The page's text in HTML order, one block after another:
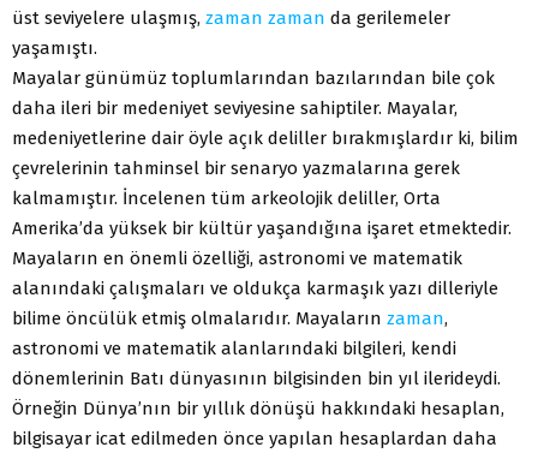
üst seviyelere ulaşmış, zaman zaman da gerilemeler
yaşamıştı.
Mayalar günümüz toplumlarından bazılarından bile çok
daha ileri bir medeniyet seviyesine sahiptiler. Mayalar,
medeniyetlerine dair öyle açık deliller bırakmışlardır ki, bilim
çevrelerinin tahminsel bir senaryo yazmalarına gerek
kalmamıştır. İncelenen tüm arkeolojik deliller, Orta
Amerika’da yüksek bir kültür yaşandığına işaret etmektedir.
Mayaların en önemli özelliği, astronomi ve matematik
alanındaki çalışmaları ve oldukça karmaşık yazı dilleriyle
bilime öncülük etmiş olmalarıdır. Mayaların zaman,
astronomi ve matematik alanlarındaki bilgileri, kendi
dönemlerinin Batı dünyasının bilgisinden bin yıl ilerideydi.
Örneğin Dünya’nın bir yıllık dönüşü hakkındaki hesaplan,
bilgisayar icat edilmeden önce yapılan hesaplardan daha